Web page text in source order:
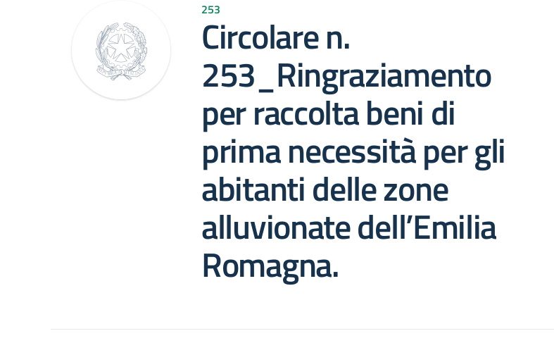
253
Circolare n.
253_Ringraziamento
per raccolta beni di
prima necessità per gli
abitanti delle zone
alluvionate dell’Emilia
Romagna.